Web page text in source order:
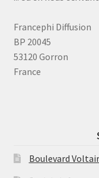
Francephi Diffusion
BP 20045
53120 Gorron
France
Boulevard